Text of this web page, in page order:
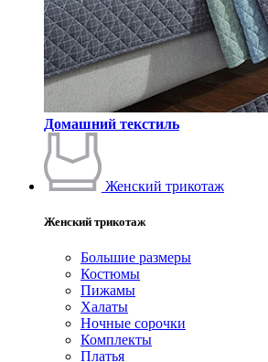
Домашний текстиль
Женский трикотаж
Женский трикотаж
Большие размеры
Костюмы
Пижамы
Халаты
Ночные сорочки
Комплекты
Платья